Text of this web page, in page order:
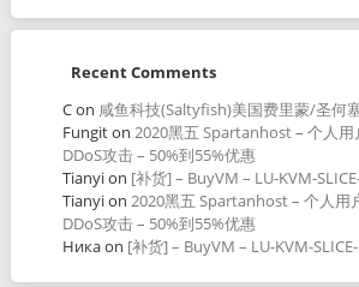
Recent Comments
Con 咸鱼科技(Saltyfish)美国费里蒙/圣何
Fungiton 2020黑五 Spartanhost – 个人
DDoS攻击 – 50%到55%优惠
Tianyion [补货] – BuyVM – LU-KVM-
Tianyion 2020黑五 Spartanhost – 个人用
DDoS攻击 – 50%到55%优惠
Никаon [补货] – BuyVM – LU-KVM-